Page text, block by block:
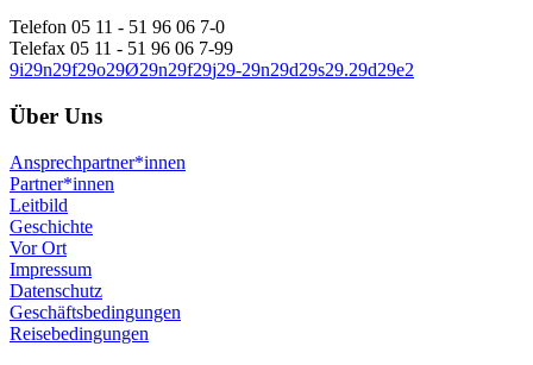
Telefon 05 11 - 51 96 06 7-0
Telefax 05 11 - 51 96 06 7-99
9i29n29f29o29Ø29n29f29j29-29n29d29s29.29d29e2
Über Uns
Ansprechpartner*innen
Partner*innen
Leitbild
Geschichte
Vor Ort
Impressum
Datenschutz
Geschäftsbedingungen
Reisebedingungen